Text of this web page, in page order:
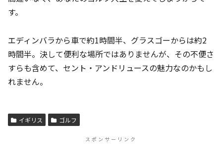
す。
エディンバラから車で約1時間半、グラスゴーからは約2
時間半。決して便利な場所ではありませんが、その不便さ
すらも含めて、セント・アンドリュースの魅力なのかもし
れません。
イギリス ゴルフ
スポンサーリンク